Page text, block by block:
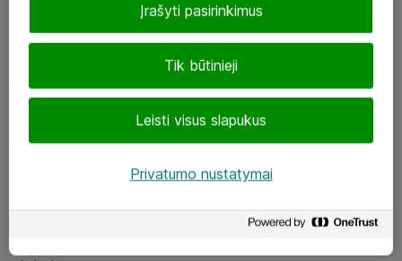
LinkedIn
Tik būtinieji
Leisti visus slapukus
Įrašyti pasirinkimus
Privatumo nustatymai